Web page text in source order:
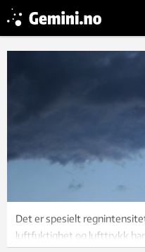
Det er spesielt
luftfuktighet og lufttrykk har